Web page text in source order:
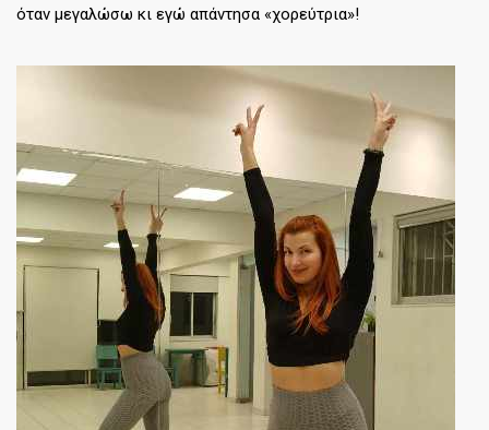
όταν μεγαλώσω κι εγώ απάντησα «χορεύτρια»!